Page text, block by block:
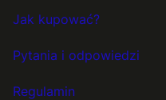
Jak kupować?
Pytania i odpowiedzi
Regulamin